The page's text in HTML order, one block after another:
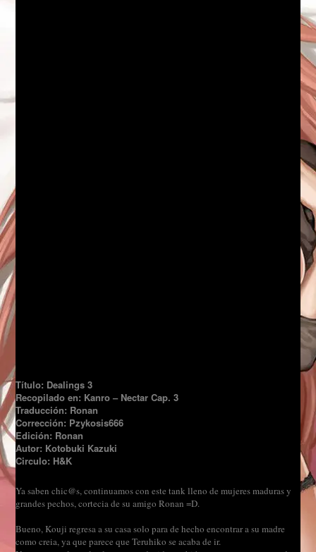
Título: Dealings 3
Recopilado en: Kanro – Nectar Cap. 3
Traducción: Ronan
Corrección: Pzykosis666
Edición: Ronan
Autor: Kotobuki Kazuki
Circulo: H&K
Ya saben chic@s, continuamos con este tank lleno de mujeres maduras y
grandes pechos, cortecia de su amigo Ronan =D.
Bueno, Kouji regresa a su casa solo para de hecho encontrar a su madre
como creia, ya que parece que Teruhiko se acaba de ir.